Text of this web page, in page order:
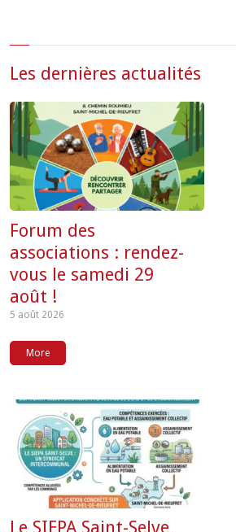
Les dernières actualités
Forum des
associations : rendez-
vous le samedi 29
août !
5 août 2026
More
Le SIEPA Saint-Selve,